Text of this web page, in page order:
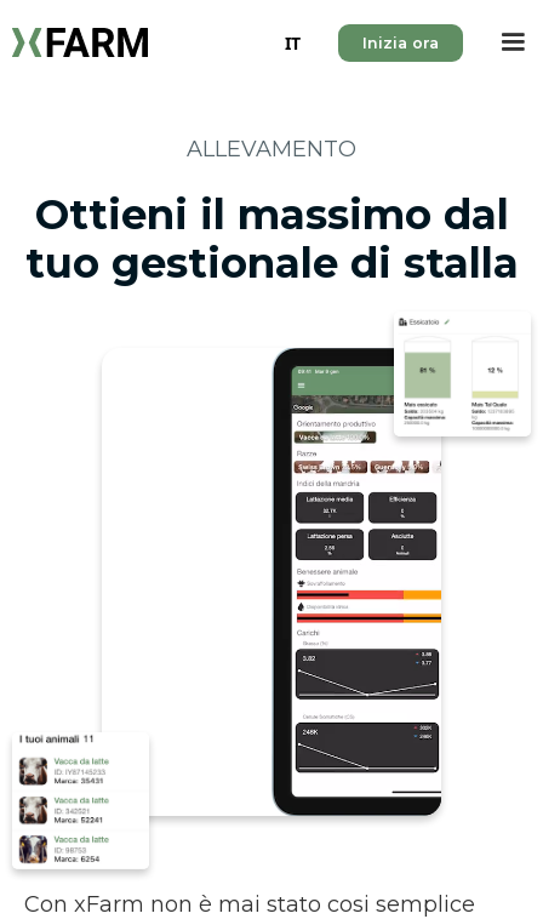
IT Inizia ora
ALLEVAMENTO
Ottieni il massimo dal
tuo gestionale di stalla
Con xFarm non è mai stato cosi semplice